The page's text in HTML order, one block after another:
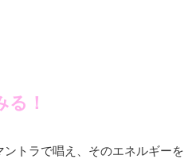
！
トラで唱え、そのエネルギーを